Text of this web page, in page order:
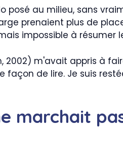
au milieu, sans
prenaient plus de
impossible à résumer
2002) m'avait appris à
de lire. Je suis
marchait